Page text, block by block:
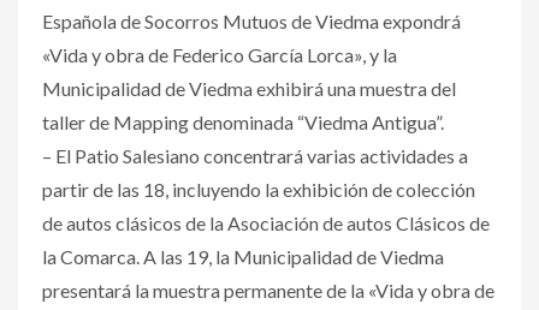
Española de Socorros Mutuos de Viedma expondrá
«Vida y obra de Federico García Lorca», y la
Municipalidad de Viedma exhibirá una muestra del
taller de Mapping denominada “Viedma Antigua”.
– El Patio Salesiano concentrará varias actividades a
partir de las 18, incluyendo la exhibición de colección
de autos clásicos de la Asociación de autos Clásicos de
la Comarca. A las 19, la Municipalidad de Viedma
presentará la muestra permanente de la «Vida y obra de